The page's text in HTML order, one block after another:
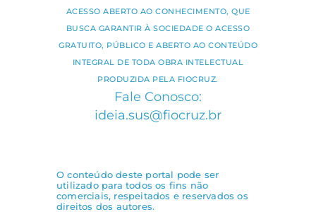
ACESSO ABERTO AO CONHECIMENTO, QUE
BUSCA GARANTIR À SOCIEDADE O ACESSO
GRATUITO, PÚBLICO E ABERTO AO CONTEÚDO
INTEGRAL DE TODA OBRA INTELECTUAL
PRODUZIDA PELA FIOCRUZ.
Fale Conosco:
ideia.sus@fiocruz.br
O conteúdo deste portal pode ser
utilizado para todos os fins não
comerciais, respeitados e reservados os
direitos dos autores.